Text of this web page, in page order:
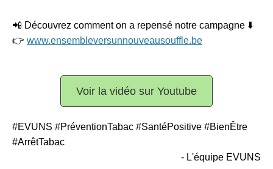
📲 Découvrez comment on a repensé notre campagne ⬇️
👉 www.ensembleversunnouveausouffle.be
Voir la vidéo sur Youtube
#EVUNS #PréventionTabac #SantéPositive #BienÊtre
#ArrêtTabac
- L'équipe EVUNS